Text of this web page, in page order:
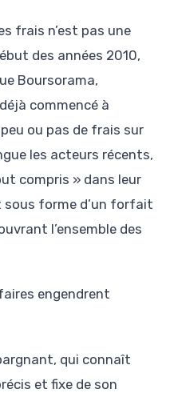
frais n’est pas une
des années 2010,
Boursorama,
commencé à
ou pas de frais sur
les acteurs récents,
compris » dans leur
forme d’un forfait
l’ensemble des
engendrent
qui connaît
et fixe de son